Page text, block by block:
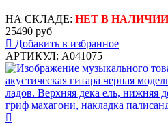
НА СКЛАДЕ: НЕТ В НАЛИЧИИ
25490 руб
Добавить в избранное
АРТИКУЛ: A041075